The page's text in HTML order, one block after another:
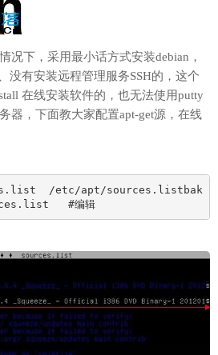
况下，采用最小话方式安装debian，
没有安装远程管理服务SSH的，这个
在线安装软件的，也无法使用putty
器，下面教大家配置apt-get源，在线
/etc/apt/sources.listbak   #备
#编辑